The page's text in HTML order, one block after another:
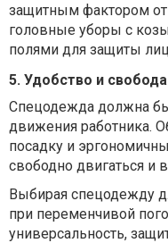
защитным фактором от
головные уборы с
полями для защиты
5. Удобство и
Спецодежда должна
движения работника.
посадку и
свободно двигаться и
Выбирая спецодежду
при переменчивой
универсальность,